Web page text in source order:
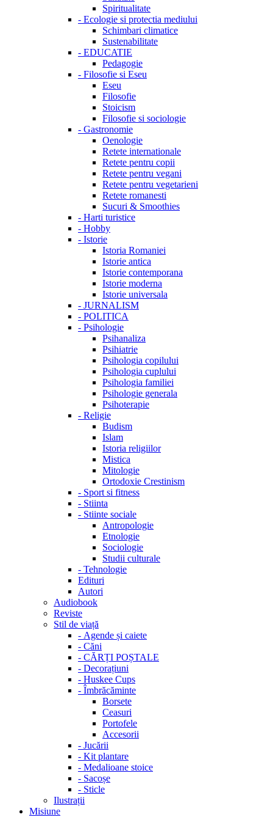
Spiritualitate
- Ecologie si protectia mediului
Schimbari climatice
Sustenabilitate
- EDUCATIE
Pedagogie
- Filosofie si Eseu
Eseu
Filosofie
Stoicism
Filosofie si sociologie
- Gastronomie
Oenologie
Retete internationale
Retete pentru copii
Retete pentru vegani
Retete pentru vegetarieni
Retete romanesti
Sucuri & Smoothies
- Harti turistice
- Hobby
- Istorie
Istoria Romaniei
Istorie antica
Istorie contemporana
Istorie moderna
Istorie universala
- JURNALISM
- POLITICA
- Psihologie
Psihanaliza
Psihiatrie
Psihologia copilului
Psihologia cuplului
Psihologia familiei
Psihologie generala
Psihoterapie
- Religie
Budism
Islam
Istoria religiilor
Mistica
Mitologie
Ortodoxie Crestinism
- Sport si fitness
- Stiinta
- Stiinte sociale
Antropologie
Etnologie
Sociologie
Studii culturale
- Tehnologie
Edituri
Autori
Audiobook
Reviste
Stil de viață
- Agende și caiete
- Căni
- CĂRȚI POȘTALE
- Decorațiuni
- Huskee Cups
- Îmbrăcăminte
Borsete
Ceasuri
Portofele
Accesorii
- Jucării
- Kit plantare
- Medalioane stoice
- Sacoșe
- Sticle
Ilustrații
Misiune